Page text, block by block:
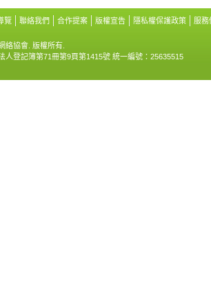
覽 聯絡我們 合作提案 版權宣告 隱私權保護政策 服務
絡協會. 版權所有.
人登記簿第71冊第9頁第1415號 統一編號：25635515